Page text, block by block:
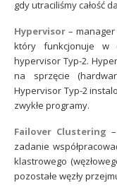
gdy utraciliśmy całość
Hypervisor –
który funkcjonuje w
hypervisor Typ-2.
na sprzęcie
Hypervisor Typ-2
zwykłe programy.
Failover Clustering
zadanie
klastrowego
pozostałe węzły